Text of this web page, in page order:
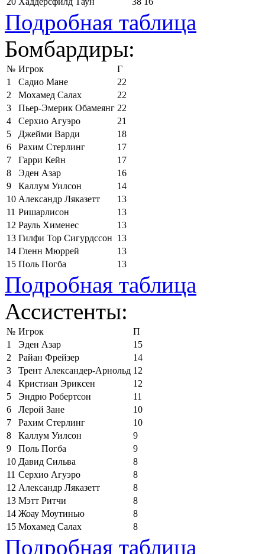
Подробная таблица
Бомбардиры:
№ Игрок
Г
1
Садио Мане
22
2
Мохамед Салах
22
3
Пьер-Эмерик Обамеянг 22
4
Серхио Агуэро
21
5
Джейми Варди
18
6
Рахим Стерлинг
17
7
Гарри Кейн
17
8
Эден Азар
16
9
Каллум Уилсон
14
10 Александр Ляказетт
13
11 Ришарлисон
13
12 Рауль Хименес
13
13 Гилфи Тор Сигурдссон 13
14 Гленн Мюррей
13
15 Поль Погба 13
Подробная таблица
Ассистенты:
№ Игрок
П
1
Эден Азар
15
2
Райан Фрейзер
14
3
Трент Александер-Арнольд 12
4
Кристиан Эриксен
12
5
Эндрю Робертсон
11
6
Лерой Зане
10
7
Рахим Стерлинг
10
8
Каллум Уилсон
9
9
Поль Погба
9
10 Давид Сильва
8
11 Серхио Агуэро
8
12 Александр Ляказетт
8
13 Мэтт Ритчи
8
14 Жоау Моутинью
8
15 Мохамед Салах 8
Подробная таблица